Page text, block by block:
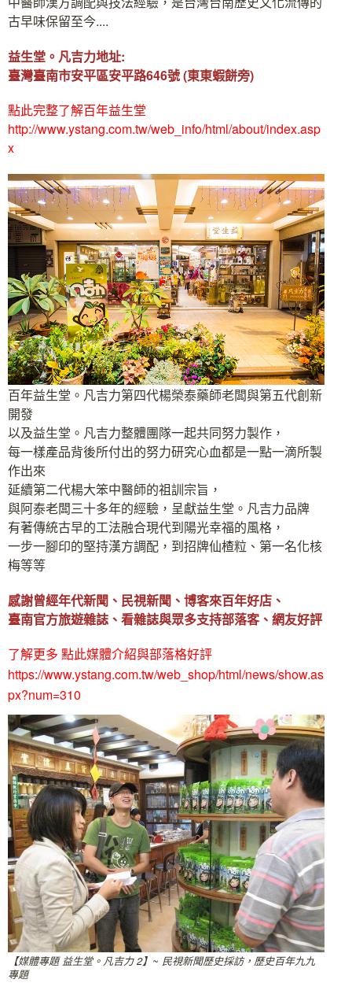
古早味保留至今....
益生堂。凡吉力地址:
臺灣臺南市安平區安平路646號 (東東蝦餅旁)
點此完整了解百年益生堂
http://www.ystang.com.tw/web_info/html/about/index.asp
x
百年益生堂。凡吉力第四代楊榮泰藥師老闆與第五代創新
開發
以及益生堂。凡吉力整體團隊一起共同努力製作，
每一樣產品背後所付出的努力研究心血都是一點一滴所製
作出來
延續第二代楊大笨中醫師的祖訓宗旨，
與阿泰老闆三十多年的經驗，呈獻益生堂。凡吉力品牌
有著傳統古早的工法融合現代到陽光幸福的風格，
一步一腳印的堅持漢方調配，到招牌仙楂粒、第一名化核
梅等等
感謝曾經年代新聞、民視新聞、博客來百年好店、
臺南官方旅遊雜誌、看雜誌與眾多支持部落客、網友好評
了解更多 點此媒體介紹與部落格好評
https://www.ystang.com.tw/web_shop/html/news/show.as
px?num=310
【媒體專題 益生堂。凡吉力 2】~ 民視新聞歷史採訪，歷史百年九九
專題